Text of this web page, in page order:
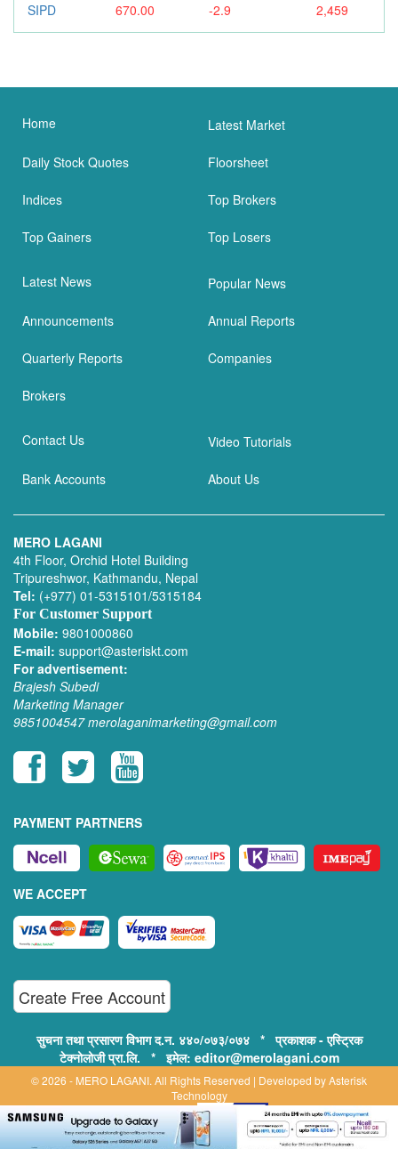
SIPD 670.00 -2.9 2,459
Home Latest Market
Daily Stock Quotes Floorsheet
Indices Top Brokers
Top Gainers Top Losers
Latest News Popular News
Announcements Annual Reports
Quarterly Reports Companies
Brokers
Contact Us Video Tutorials
Bank Accounts About Us
MERO LAGANI
4th Floor, Orchid Hotel Building
Tripureshwor, Kathmandu, Nepal
Tel: (+977) 01-5315101/5315184
For Customer Support
Mobile: 9801000860
E-mail: support@asteriskt.com
For advertisement:
Brajesh Subedi
Marketing Manager
9851004547 merolaganimarketing@gmail.com
PAYMENT PARTNERS
WE ACCEPT
Create Free Account
सुचना तथा प्रसारण विभाग द.न. ४४०/०७३/०७४ * प्रकाशक - एस्ट्रिक
टेक्नोलोजी प्रा.लि. * इमेल: editor@merolagani.com
© 2026 - MERO LAGANI. All Rights Reserved | Developed byAsterisk
Technology
Supported By:
Disclaimer, Privacy & Terms of Use